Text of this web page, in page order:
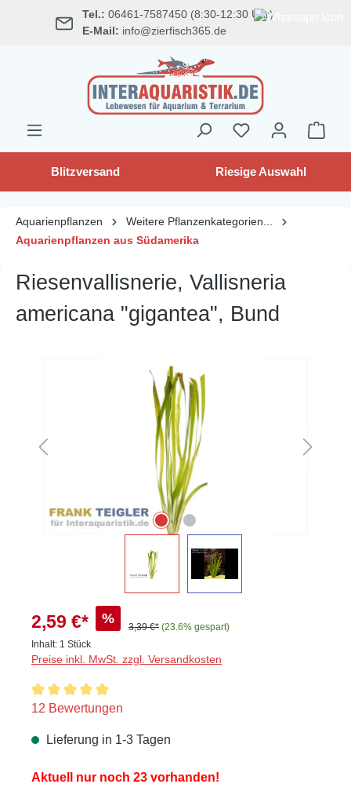
springen Tel.: 06461-7587450 (8:30-12:30 Uhr)
E-Mail: info@zierfisch365.de
Blitzversand Riesige Auswahl
Aquarienpflanzen
Weitere Pflanzenkategorien...
Aquarienpflanzen aus Südamerika
Riesenvallisnerie, Vallisneria
americana "gigantea", Bund
Bildergalerie überspringen
2,59 €* %
3,39 €* (23.6% gespart)
Inhalt: 1 Stück
Preise inkl. MwSt. zzgl. Versandkosten
Durchschnittliche Bewertung von 5 von 5 Sternen
12 Bewertungen
Lieferung in 1-3 Tagen
Aktuell nur noch 23 vorhanden!